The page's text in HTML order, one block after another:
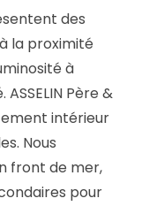
des
la proximité
à
Père &
intérieur
Nous
front de mer,
pour